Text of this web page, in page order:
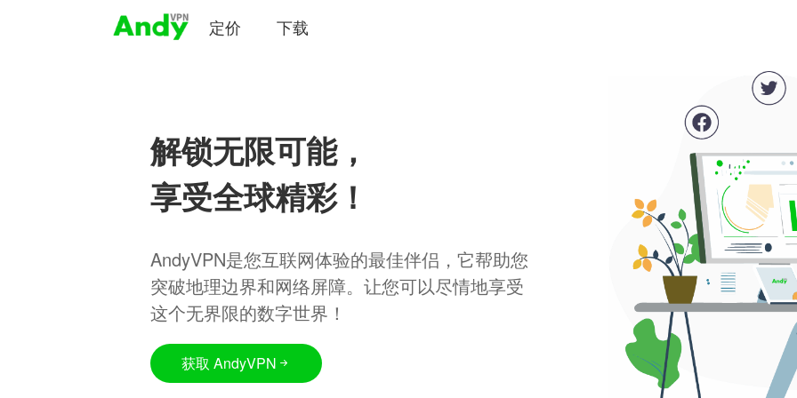
定价 下载
解锁无限可能，
享受全球精彩！
AndyVPN是您互联网体验的最佳伴侣，它帮助您
突破地理边界和网络屏障。让您可以尽情地享受
这个无界限的数字世界！
获取 AndyVPN